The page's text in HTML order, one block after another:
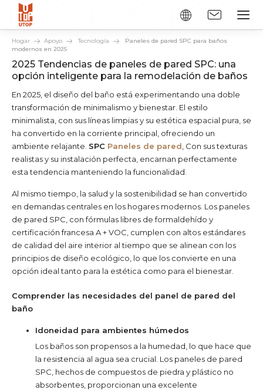
Hogar Apoyo Tecnología
Paneles de pared SPC para baños
modernos en 2025
2025 Tendencias de paneles de pared SPC: una
opción inteligente para la remodelación de baños
En 2025, el diseño del baño está experimentando una doble
transformación de minimalismo y bienestar. El estilo
minimalista, con sus líneas limpias y su estética espacial pura, se
ha convertido en la corriente principal, ofreciendo un
ambiente relajante. SPC Paneles de pared , Con sus texturas
realistas y su instalación perfecta, encarnan perfectamente
esta tendencia manteniendo la funcionalidad.
Al mismo tiempo, la salud y la sostenibilidad se han convertido
en demandas centrales en los hogares modernos. Los paneles
de pared SPC, con fórmulas libres de formaldehído y
certificación francesa A + VOC, cumplen con altos estándares
de calidad del aire interior al tiempo que se alinean con los
principios de diseño ecológico, lo que los convierte en una
opción ideal tanto para la estética como para el bienestar.
Comprender las necesidades del panel de pared del
baño
Idoneidad para ambientes húmedos
Los baños son propensos a la humedad, lo que hace que
la resistencia al agua sea crucial. Los paneles de pared
SPC, hechos de compuestos de piedra y plástico no
absorbentes, proporcionan una excelente